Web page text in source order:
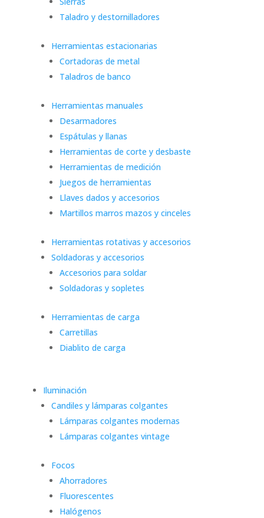
Taladro y destornilladores
Herramientas estacionarias
Cortadoras de metal
Taladros de banco
Herramientas manuales
Desarmadores
Espátulas y llanas
Herramientas de corte y desbaste
Herramientas de medición
Juegos de herramientas
Llaves dados y accesorios
Martillos marros mazos y cinceles
Herramientas rotativas y accesorios
Soldadoras y accesorios
Accesorios para soldar
Soldadoras y sopletes
Herramientas de carga
Carretillas
Diablito de carga
Iluminación
Candiles y lámparas colgantes
Lámparas colgantes modernas
Lámparas colgantes vintage
Focos
Ahorradores
Fluorescentes
Halógenos